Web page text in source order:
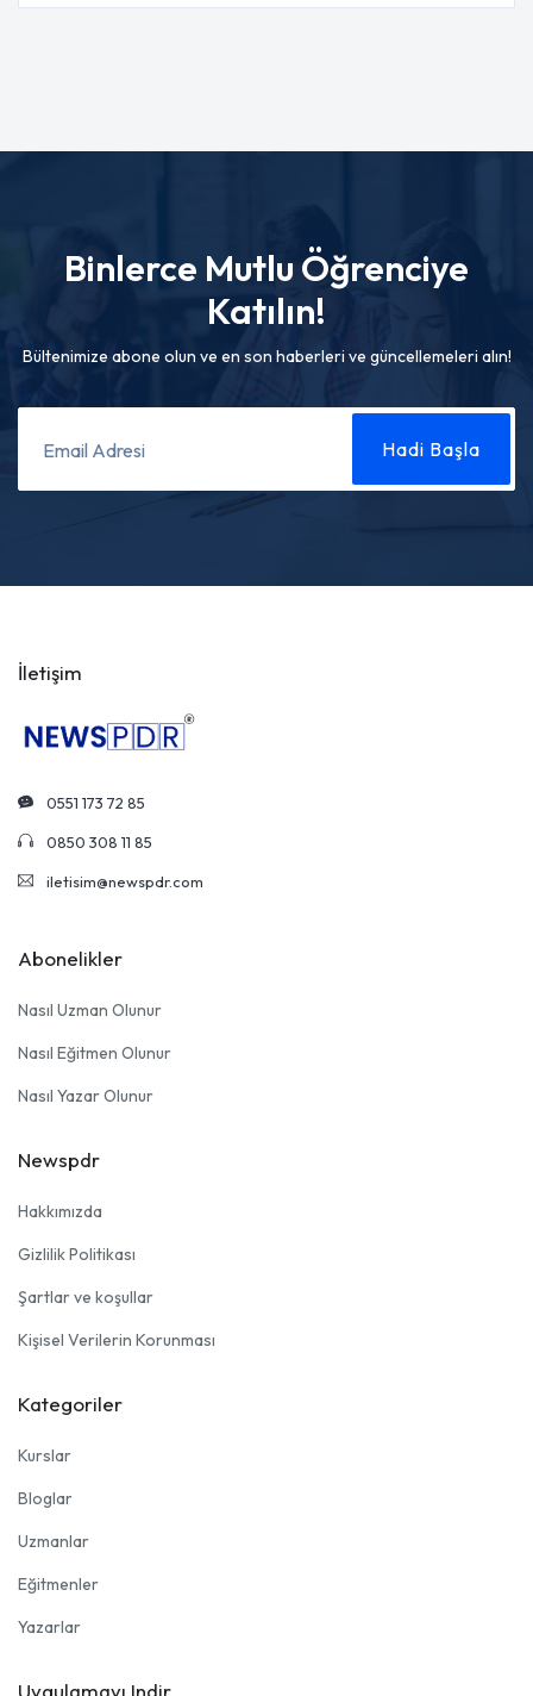
Binlerce Mutlu Öğrenciye
Katılın!
Bültenimize abone olun ve en son haberleri ve güncellemeleri alın!
İletişim
0551 173 72 85
0850 308 11 85
iletisim@newspdr.com
Abonelikler
Nasıl Uzman Olunur
Nasıl Eğitmen Olunur
Nasıl Yazar Olunur
Newspdr
Hakkımızda
Gizlilik Politikası
Şartlar ve koşullar
Kişisel Verilerin Korunması
Kategoriler
Kurslar
Bloglar
Uzmanlar
Eğitmenler
Yazarlar
Uygulamayı Indir